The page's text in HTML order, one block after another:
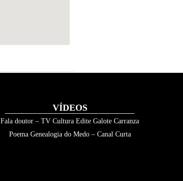
VÍDEOS
Fala doutor – TV Cultura Edite Galote Carranza
Poema Genealogia do Medo – Canal Curta